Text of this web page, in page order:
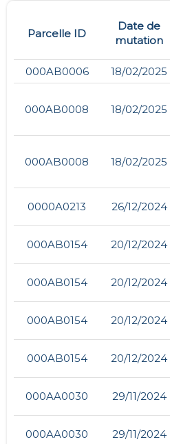
Parcelle ID
Date de
mutation
000AB0006 18/02/2025
000AB0008 18/02/2025
000AB0008 18/02/2025
0000A0213 26/12/2024
000AB0154 20/12/2024
000AB0154 20/12/2024
000AB0154 20/12/2024
000AB0154 20/12/2024
000AA0030 29/11/2024
000AA0030 29/11/2024